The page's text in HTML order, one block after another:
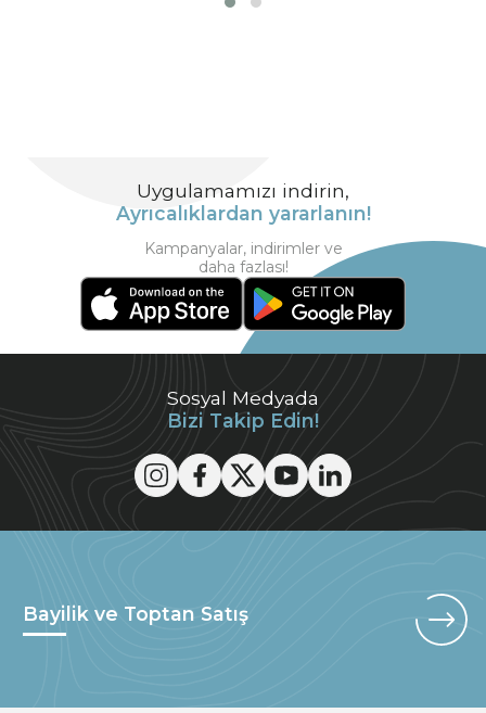
Sosyal Medyada
Bizi Takip Edin!
Uygulamamızı indirin,
Ayrıcalıklardan yararlanın!
Kampanyalar, indirimler ve
daha fazlası!
Bayilik ve Toptan Satış